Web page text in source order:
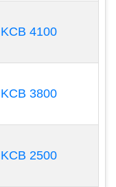
công
nước cho nuôi
các nhà
máy XLNT,
4100
3800
2500